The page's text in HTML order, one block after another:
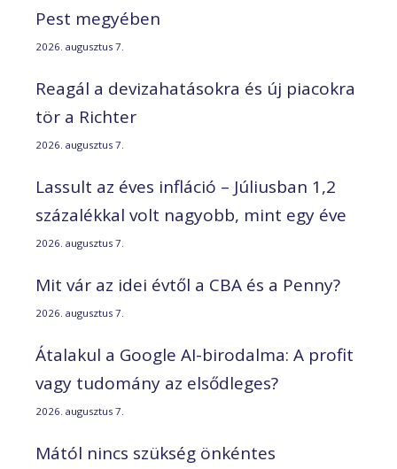
Pest megyében
2026. augusztus 7.
Reagál a devizahatásokra és új piacokra
tör a Richter
2026. augusztus 7.
Lassult az éves infláció – Júliusban 1,2
százalékkal volt nagyobb, mint egy éve
2026. augusztus 7.
Mit vár az idei évtől a CBA és a Penny?
2026. augusztus 7.
Átalakul a Google AI-birodalma: A profit
vagy tudomány az elsődleges?
2026. augusztus 7.
Mától nincs szükség önkéntes